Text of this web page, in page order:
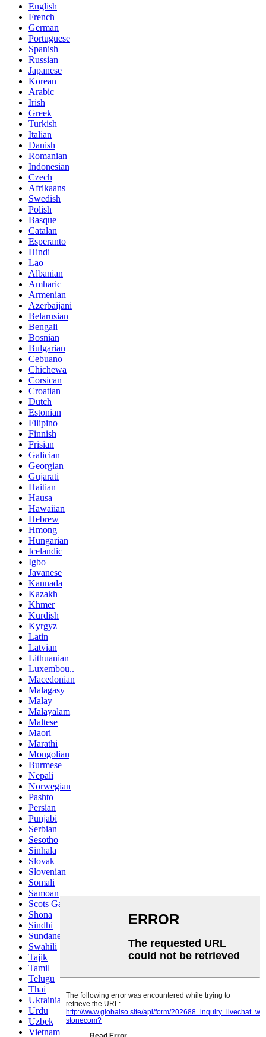
English
French
German
Portuguese
Spanish
Russian
Japanese
Korean
Arabic
Irish
Greek
Turkish
Italian
Danish
Romanian
Indonesian
Czech
Afrikaans
Swedish
Polish
Basque
Catalan
Esperanto
Hindi
Lao
Albanian
Amharic
Armenian
Azerbaijani
Belarusian
Bengali
Bosnian
Bulgarian
Cebuano
Chichewa
Corsican
Croatian
Dutch
Estonian
Filipino
Finnish
Frisian
Galician
Georgian
Gujarati
Haitian
Hausa
Hawaiian
Hebrew
Hmong
Hungarian
Icelandic
Igbo
Javanese
Kannada
Kazakh
Khmer
Kurdish
Kyrgyz
Latin
Latvian
Lithuanian
Luxembou..
Macedonian
Malagasy
Malay
Malayalam
Maltese
Maori
Marathi
Mongolian
Burmese
Nepali
Norwegian
Pashto
Persian
Punjabi
Serbian
Sesotho
Sinhala
Slovak
Slovenian
Somali
Samoan
Scots Gaelic
Shona
Sindhi
Sundanese
Swahili
Tajik
Tamil
Telugu
Thai
Ukrainian
Urdu
Uzbek
Vietnamese